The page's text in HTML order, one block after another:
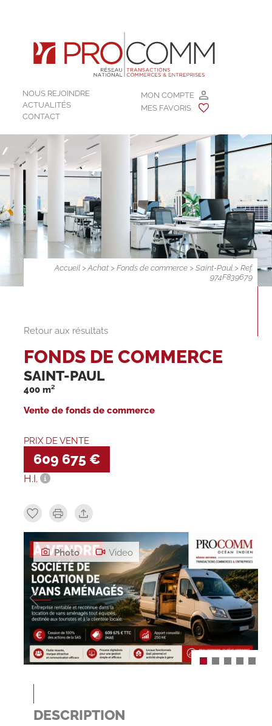
MON COMPTE
MES FAVORIS
NOUS REJOINDRE
ACTUALITÉS
CONTACT
Accueil >Achat >Fonds de commerce >Saint-Paul > Ref.
974F839679
Retour aux résultats
Photo Video
DESCRIPTION
FONDS DE COMMERCE
SAINT-PAUL
400 m²
Vente de fonds de commerce
PRIX DE VENTE
609 675 €
H.I.